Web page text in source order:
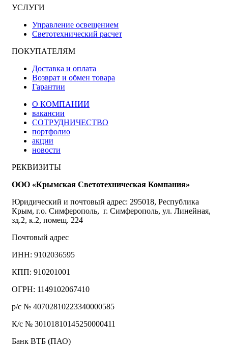
УСЛУГИ
Управление освещением
Светотехнический расчет
ПОКУПАТЕЛЯМ
Доставка и оплата
Возврат и обмен товара
Гарантии
О КОМПАНИИ
вакансии
СОТРУДНИЧЕСТВО
портфолио
акции
новости
РЕКВИЗИТЫ
ООО «Крымская Светотехническая Компания»
Юридический и почтовый адрес: 295018, Республика
Крым, г.о. Симферополь, г. Симферополь, ул. Линейная,
зд.2, к.2, помещ. 224
Почтовый адрес
ИНН: 9102036595
КПП: 910201001
ОГРН: 1149102067410
р/с № 40702810223340000585
К/с № 30101810145250000411
Банк ВТБ (ПАО)